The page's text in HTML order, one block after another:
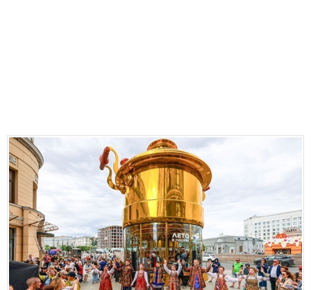
Politika
Bilim
Kültür-sanat
Sağlık